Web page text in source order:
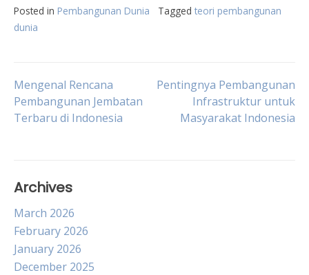
Posted in Pembangunan Dunia Tagged teori pembangunan
dunia
Post
navigation
Mengenal Rencana
Pembangunan Jembatan
Terbaru di Indonesia
Pentingnya Pembangunan
Infrastruktur untuk
Masyarakat Indonesia
Archives
March 2026
February 2026
January 2026
December 2025